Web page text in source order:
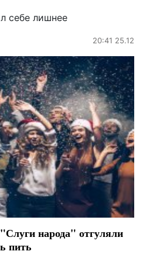
себе лишнее
20:41 25.12
народа" отгуляли
пить